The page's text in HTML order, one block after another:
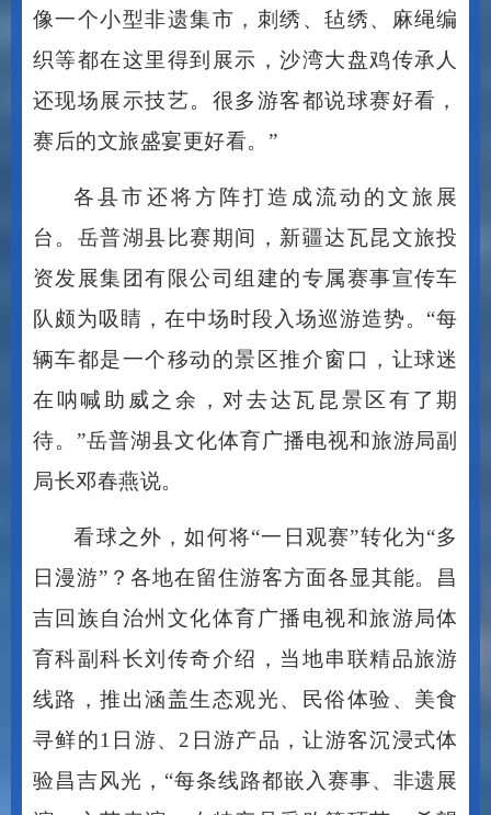
织等都在这里得到展示，沙湾大盘鸡传承人
还现场展示技艺。很多游客都说球赛好看，
赛后的文旅盛宴更好看。”
台。岳普湖县比赛期间，新疆达瓦昆文旅投
资发展集团有限公司组建的专属赛事宣传车
队颇为吸睛，在中场时段入场巡游造势。“每
辆车都是一个移动的景区推介窗口，让球迷
在呐喊助威之余，对去达瓦昆景区有了期
待。”岳普湖县文化体育广播电视和旅游局副
局长邓春燕说。
日漫游”？各地在留住游客方面各显其能。昌
吉回族自治州文化体育广播电视和旅游局体
育科副科长刘传奇介绍，当地串联精品旅游
线路，推出涵盖生态观光、民俗体验、美食
寻鲜的1日游、2日游产品，让游客沉浸式体
验昌吉风光，“每条线路都嵌入赛事、非遗展
演、文艺表演、农特产品采购等环节，希望